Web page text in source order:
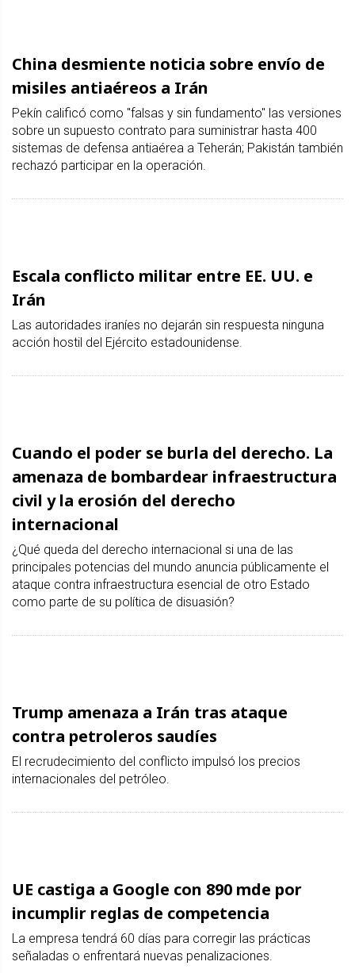
China desmiente noticia sobre envío de
misiles antiaéreos a Irán
Pekín calificó como "falsas y sin fundamento" las versiones
sobre un supuesto contrato para suministrar hasta 400
sistemas de defensa antiaérea a Teherán; Pakistán también
rechazó participar en la operación.
Escala conflicto militar entre EE. UU. e
Irán
Las autoridades iraníes no dejarán sin respuesta ninguna
acción hostil del Ejército estadounidense.
Cuando el poder se burla del derecho. La
amenaza de bombardear infraestructura
civil y la erosión del derecho
internacional
¿Qué queda del derecho internacional si una de las
principales potencias del mundo anuncia públicamente el
ataque contra infraestructura esencial de otro Estado
como parte de su política de disuasión?
Trump amenaza a Irán tras ataque
contra petroleros saudíes
El recrudecimiento del conflicto impulsó los precios
internacionales del petróleo.
UE castiga a Google con 890 mde por
incumplir reglas de competencia
La empresa tendrá 60 días para corregir las prácticas
señaladas o enfrentará nuevas penalizaciones.